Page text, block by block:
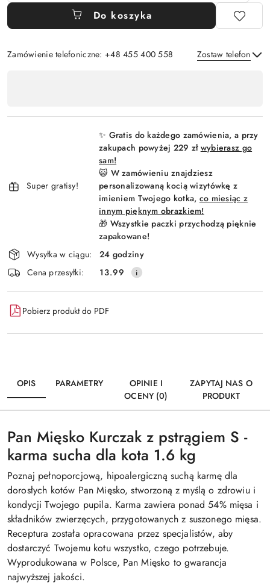
Do koszyka
Zamówienie telefoniczne: +48 455 400 558 Zostaw telefon
płatność
Super gratisy!
✨ Gratis do każdego zamówienia, a przy
zakupach powyżej 229 zł wybierasz go
sam!
😺 W zamówieniu znajdziesz
personalizowaną kocią wizytówkę z
imieniem Twojego kotka, co miesiąc z
innym pięknym obrazkiem!
🎁 Wszystkie paczki przychodzą pięknie
zapakowane!
Wysyłka w ciągu:
24 godziny
Cena przesyłki:
13.99
Pobierz produkt do PDF
OPIS PARAMETRY
OPINIE I
OCENY (0)
ZAPYTAJ NAS O
PRODUKT
Pan Mięsko Kurczak z pstrągiem S -
karma sucha dla kota 1.6 kg
Poznaj pełnoporcjową, hipoalergiczną suchą karmę dla
dorosłych kotów Pan Mięsko, stworzoną z myślą o zdrowiu i
kondycji Twojego pupila. Karma zawiera ponad 54% mięsa i
składników zwierzęcych, przygotowanych z suszonego mięsa.
Receptura została opracowana przez specjalistów, aby
dostarczyć Twojemu kotu wszystko, czego potrzebuje.
Wyprodukowana w Polsce, Pan Mięsko to gwarancja
najwyższej jakości.